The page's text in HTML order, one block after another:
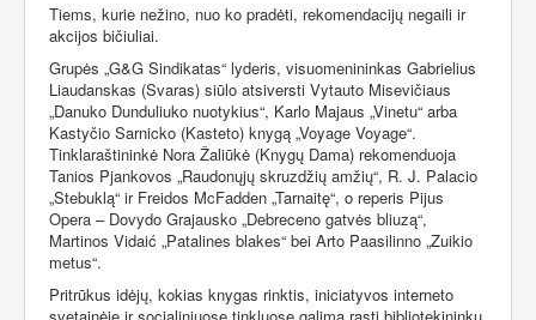
Tiems, kurie nežino, nuo ko pradėti, rekomendacijų negaili ir
akcijos bičiuliai.
Grupės „G&G Sindikatas“ lyderis, visuomenininkas Gabrielius
Liaudanskas (Svaras) siūlo atsiversti Vytauto Misevičiaus
„Danuko Dunduliuko nuotykius“, Karlo Majaus „Vinetu“ arba
Kastyčio Sarnicko (Kasteto) knygą „Voyage Voyage“.
Tinklaraštininkė Nora Žaliūkė (Knygų Dama) rekomenduoja
Tanios Pjankovos „Raudonųjų skruzdžių amžių“, R. J. Palacio
„Stebuklą“ ir Freidos McFadden „Tarnaitę“, o reperis Pijus
Opera – Dovydo Grajausko „Debreceno gatvės bliuzą“,
Martinos Vidaić „Patalines blakes“ bei Arto Paasilinno „Zuikio
metus“.
Pritrūkus idėjų, kokias knygas rinktis, iniciatyvos interneto